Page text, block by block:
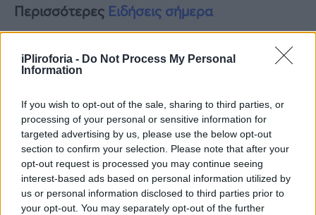
iPliroforia - Do Not Process My Personal
Information
If you wish to opt-out of the sale, sharing to third parties, or
processing of your personal or sensitive information for
targeted advertising by us, please use the below opt-out
section to confirm your selection. Please note that after your
opt-out request is processed you may continue seeing
interest-based ads based on personal information utilized by
us or personal information disclosed to third parties prior to
your opt-out. You may separately opt-out of the further
Περισσότερες Ειδήσεις σήμερα
Σελήνη στον Σκορπιό: Τα 3 ζώδια που από
σήμερα 21/1 μπαίνουν σε περίοδο ευημερίας
Μελίνα Νικολαΐδη – Δημήτρης Φιντιρίκος:
Μαζί στην ορκωμοσία του Ντόναλντ Τραμπ
Λίγοι το ξέρουν: Τι είναι το κουμπί «dry» στα
κλιματιστικά – Η άγνωστη χρήσιμη
λειτουργία